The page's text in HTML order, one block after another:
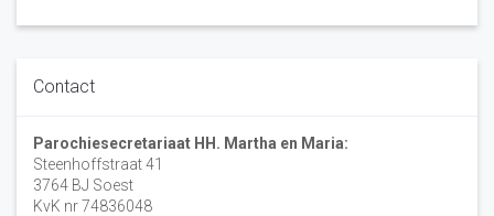
Contact
Parochiesecretariaat HH. Martha en Maria:
Steenhoffstraat 41
3764 BJ Soest
KvK nr 74836048